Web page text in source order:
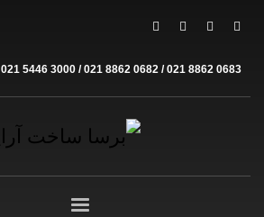
021 5446 3000 / 021 8862 0682 / 021 8862 0683